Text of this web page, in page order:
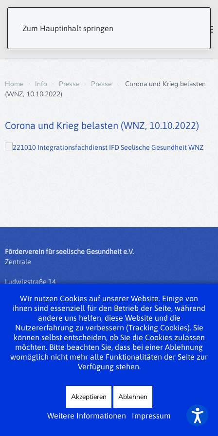
Zum Hauptinhalt springen
Home Info Presse Presse
Corona und Krieg belasten
(WNZ, 10.10.2022)
Corona und Krieg belasten (WNZ, 10.10.2022)
Förderverein für seelische Gesundheit e.V.
Zentrale
Ludwigstraße 14
Tel.: 0641 / 975 76 - 0
Fax: 0641 / 975 76 - 50
info@fsg-giessen.de
Impressum
Datenschutzerklärung
Wir nutzen Cookies auf unserer Website. Einige von
ihnen sind essenziell für den Betrieb der Seite, während
andere uns helfen, diese Website und die
Nutzererfahrung zu verbessern (Tracking Cookies). Sie
können selbst entscheiden, ob Sie die Cookies zulassen
möchten. Bitte beachten Sie, dass bei einer Ablehnung
womöglich nicht mehr alle Funktionalitäten der Seite zur
Verfügung stehen.
Akzeptieren Ablehnen
Weitere Informationen Impressum